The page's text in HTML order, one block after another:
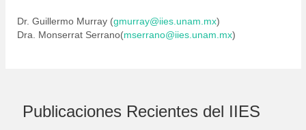
Dr. Guillermo Murray (gmurray@iies.unam.mx)
Dra. Monserrat Serrano(mserrano@iies.unam.mx)
Publicaciones Recientes del IIES